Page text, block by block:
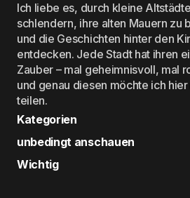
Ich liebe es, durch kleine
schlendern, ihre alten Mauern zu
und die Geschichten hinter den
entdecken. Jede Stadt hat ihren
Zauber – mal geheimnisvoll, mal
und genau diesen möchte ich
teilen.
Kategorien
unbedingt anschauen
Wichtig